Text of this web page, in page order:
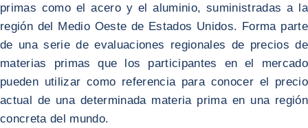
primas como el acero y el aluminio, suministradas a la
región del Medio Oeste de Estados Unidos. Forma parte
de una serie de evaluaciones regionales de precios de
materias primas que los participantes en el mercado
pueden utilizar como referencia para conocer el precio
actual de una determinada materia prima en una región
concreta del mundo.